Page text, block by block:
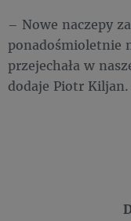
– Nowe naczepy
ponadośmioletnie
przejechała w
dodaje Piotr Kiljan.